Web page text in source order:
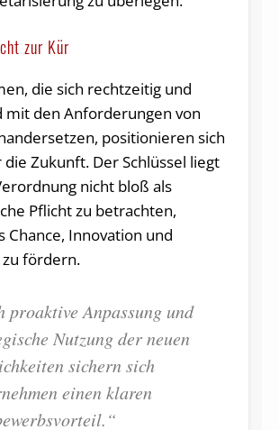
zur Kür
die sich rechtzeitig und
mit den Anforderungen von
positionieren sich
Zukunft. Der Schlüssel liegt
nicht bloß als
Pflicht zu betrachten,
Chance, Innovation und
fördern.
proaktive Anpassung und
Nutzung der neuen
sichern sich
einen klaren